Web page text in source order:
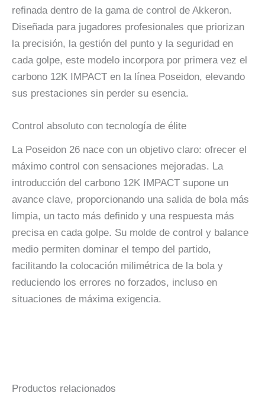
refinada dentro de la gama de control de Akkeron.
Diseñada para jugadores profesionales que priorizan
la precisión, la gestión del punto y la seguridad en
cada golpe, este modelo incorpora por primera vez el
carbono 12K IMPACT en la línea Poseidon, elevando
sus prestaciones sin perder su esencia.
Control absoluto con tecnología de élite
La Poseidon 26 nace con un objetivo claro: ofrecer el
máximo control con sensaciones mejoradas. La
introducción del carbono 12K IMPACT supone un
avance clave, proporcionando una salida de bola más
limpia, un tacto más definido y una respuesta más
precisa en cada golpe. Su molde de control y balance
medio permiten dominar el tempo del partido,
facilitando la colocación milimétrica de la bola y
reduciendo los errores no forzados, incluso en
situaciones de máxima exigencia.
Productos relacionados